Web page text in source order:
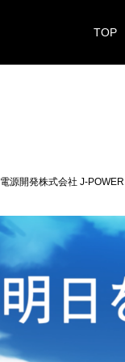
TOP
電源開発株式会社 J-POWER